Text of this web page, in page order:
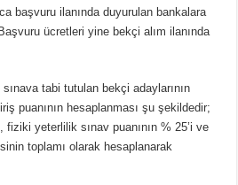
başvuru ilanında duyurulan bankalara
ücretleri yine bekçi alım ilanında
tabi tutulan bekçi adaylarının
puanının hesaplanması şu şekildedir;
fiziki yeterlilik sınav puanının % 25’i ve
toplamı olarak hesaplanarak